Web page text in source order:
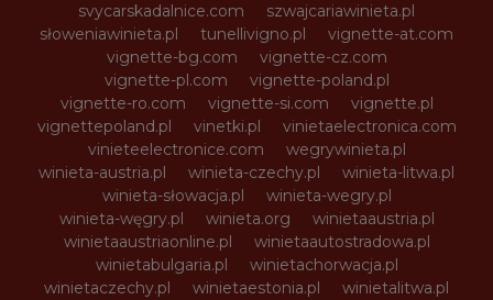
svycarskadalnice.com
szwajcariawinieta.pl
słoweniawinieta.pl
tunellivigno.pl
vignette-at.com
vignette-bg.com
vignette-cz.com
vignette-pl.com
vignette-poland.pl
vignette-ro.com
vignette-si.com
vignette.pl
vignettepoland.pl
vinetki.pl
vinietaelectronica.com
vinieteelectronice.com
wegrywinieta.pl
winieta-austria.pl
winieta-czechy.pl
winieta-litwa.pl
winieta-słowacja.pl
winieta-wegry.pl
winieta-węgry.pl
winieta.org
winietaaustria.pl
winietaaustriaonline.pl
winietaautostradowa.pl
winietabulgaria.pl
winietachorwacja.pl
winietaczechy.pl
winietaestonia.pl
winietalitwa.pl